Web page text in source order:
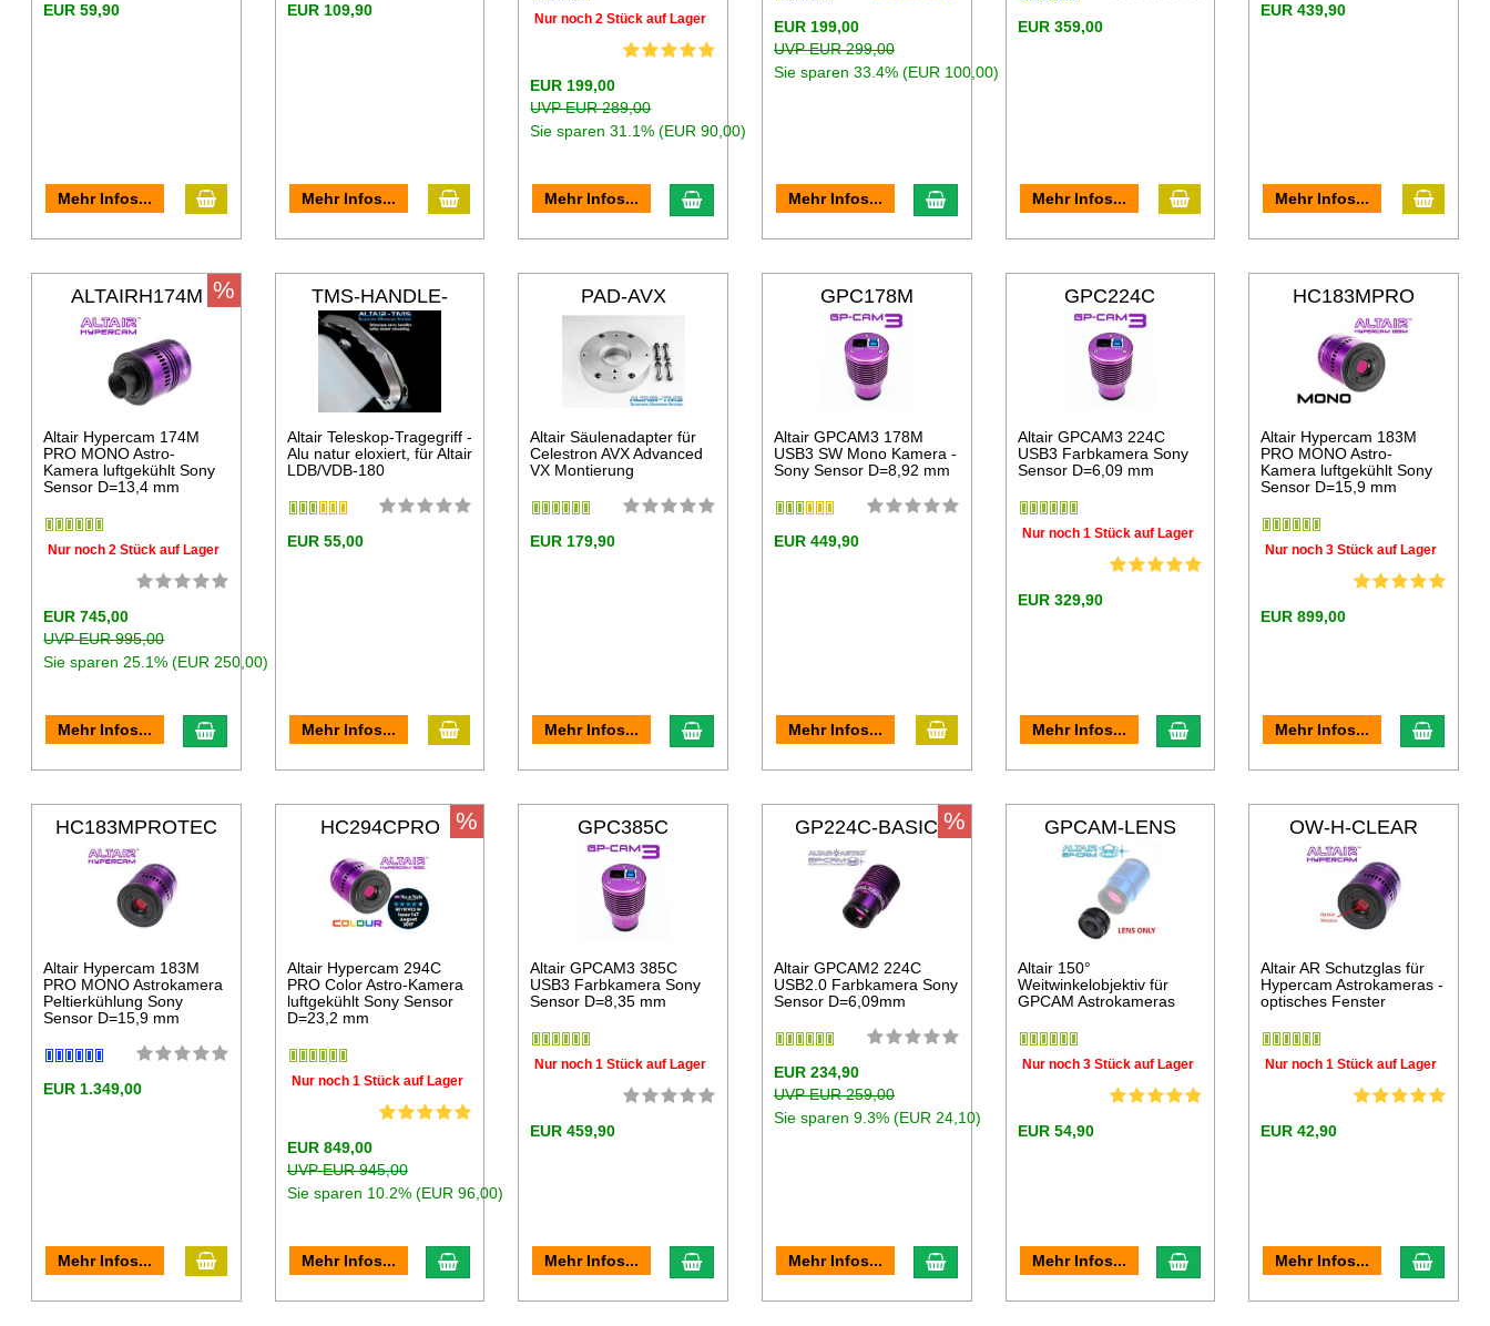
EUR 59,90
Mehr Infos...
EUR 109,90
Mehr Infos...
Nur noch 2 Stück auf Lager
EUR 199,00
UVP EUR 289,00
Sie sparen 31.1% (EUR 90,00)
Mehr Infos...
EUR 199,00
UVP EUR 299,00
Sie sparen 33.4% (EUR 100,00)
Mehr Infos...
EUR 359,00
Mehr Infos...
EUR 439,90
Mehr Infos...
ALTAIRH174M
Altair Hypercam 174M
PRO MONO Astro-
Kamera luftgekühlt Sony
Sensor D=13,4 mm
Nur noch 2 Stück auf Lager
EUR 745,00
UVP EUR 995,00
Sie sparen 25.1% (EUR 250,00)
Mehr Infos...
%
TMS-HANDLE-
180
Altair Teleskop-Tragegriff -
Alu natur eloxiert, für Altair
LDB/VDB-180
EUR 55,00
Mehr Infos...
PAD-AVX
Altair Säulenadapter für
Celestron AVX Advanced
VX Montierung
EUR 179,90
Mehr Infos...
GPC178M
Altair GPCAM3 178M
USB3 SW Mono Kamera -
Sony Sensor D=8,92 mm
EUR 449,90
Mehr Infos...
GPC224C
Altair GPCAM3 224C
USB3 Farbkamera Sony
Sensor D=6,09 mm
Nur noch 1 Stück auf Lager
EUR 329,90
Mehr Infos...
HC183MPRO
Altair Hypercam 183M
PRO MONO Astro-
Kamera luftgekühlt Sony
Sensor D=15,9 mm
Nur noch 3 Stück auf Lager
EUR 899,00
Mehr Infos...
HC183MPROTEC
Altair Hypercam 183M
PRO MONO Astrokamera
Peltierkühlung Sony
Sensor D=15,9 mm
EUR 1.349,00
Mehr Infos...
HC294CPRO
Altair Hypercam 294C
PRO Color Astro-Kamera
luftgekühlt Sony Sensor
D=23,2 mm
Nur noch 1 Stück auf Lager
EUR 849,00
UVP EUR 945,00
Sie sparen 10.2% (EUR 96,00)
Mehr Infos...
% GPC385C
Altair GPCAM3 385C
USB3 Farbkamera Sony
Sensor D=8,35 mm
Nur noch 1 Stück auf Lager
EUR 459,90
Mehr Infos...
GP224C-BASIC
Altair GPCAM2 224C
USB2.0 Farbkamera Sony
Sensor D=6,09mm
EUR 234,90
UVP EUR 259,00
Sie sparen 9.3% (EUR 24,10)
Mehr Infos...
% GPCAM-LENS
Altair 150°
Weitwinkelobjektiv für
GPCAM Astrokameras
Nur noch 3 Stück auf Lager
EUR 54,90
Mehr Infos...
OW-H-CLEAR
Altair AR Schutzglas für
Hypercam Astrokameras -
optisches Fenster
Nur noch 1 Stück auf Lager
EUR 42,90
Mehr Infos...